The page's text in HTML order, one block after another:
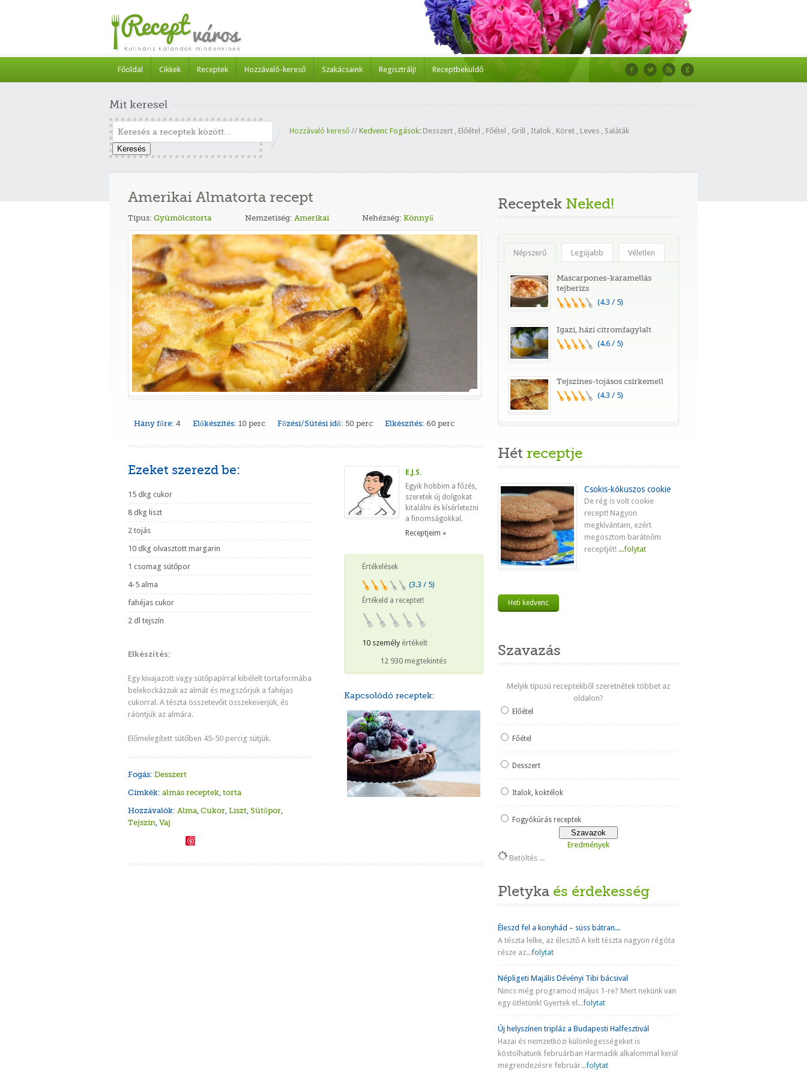
Főoldal Cikkek Receptek Hozzávaló-kereső Szakácsaink Regisztrálj! Receptbeküldő
Mit keresel
Keresés
Hozzávaló kereső // Kedvenc Fogások: Desszert , Előétel , Főétel , Grill , Italok , Köret , Leves , Saláták
Amerikai Almatorta recept
Típus: Gyümölcstorta Nemzetiség: Amerikai Nehézség: Könnyű
Hány főre: 4 Előkészítés: 10 perc Főzési/Sütési idő: 50 perc Elkészítés: 60 perc
Ezeket szerezd be:
15 dkg cukor
8 dkg liszt
2 tojás
10 dkg olvasztott margarin
1 csomag sütőpor
4-5 alma
fahéjas cukor
2 dl tejszín
Elkészítés:
Egy kivajazott vagy sütőpapírral kibélelt tortaformába
belekockázzuk az almát és megszórjuk a fahéjas
cukorral. A tészta összetevőit összekeverjük, és
ráöntjük az almára.
Előmelegített sütőben 45-50 percig sütjük.
Fogás: Desszert
Cimkék: almás receptek, torta
Hozzávalók: Alma, Cukor, Liszt, Sütőpor,
Tejszín, Vaj
E.J.S.
Egyik hobbim a főzés,
szeretek új dolgokat
kitalálni és kísérletezni
a finomságokkal.
Receptjeim »
Értékelések
(3.3 / 5)
Értékeld a receptet!
10 személyértékelt
12 930 megtekintés
Kapcsolódó receptek:
Receptek Neked!
Népszerű Legújabb Véletlen
Mascarpones-karamellás
tejberizs
(4.3 / 5)
Igazi, házi citromfagylalt
(4.6 / 5)
Tejszínes-tojásos csirkemell
(4.3 / 5)
Hét receptje
Csokis-kókuszos cookie
De rég is volt cookie
recept! Nagyon
megkívántam, ezért
megosztom barátnőm
receptjét! ...folytat
Heti kedvenc
Szavazás
Melyik típusú receptekből szeretnétek többet az
oldalon?
Előétel
Főétel
Desszert
Italok, koktélok
Fogyókúrás receptek
Eredmények
Betöltés ...
Pletyka és érdekesség
Éleszd fel a konyhád – süss bátran...
A tészta lelke, az élesztő A kelt tészta nagyon régóta
része az...folytat
Népligeti Majális Dévényi Tibi bácsival
Nincs még programod május 1-re? Mert nekünk van
egy ötletünk! Gyertek el...folytat
Új helyszínen tripláz a Budapesti Halfesztivál
Hazai és nemzetközi különlegességeket is
kóstolhatunk februárban Harmadik alkalommal kerül
megrendezésre február...folytat